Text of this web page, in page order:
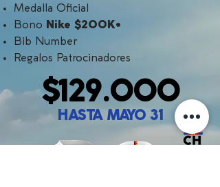
Medalla Oficial
Bono Nike $200K*
Bib Number
Regalos Patrocinadores
$129.000
HASTA MAYO 31